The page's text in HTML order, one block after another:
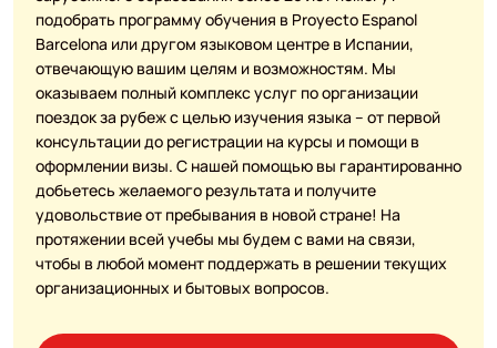
подобрать программу обучения в Proyecto Espanol
Barcelona или другом языковом центре в Испании,
отвечающую вашим целям и возможностям. Мы
оказываем полный комплекс услуг по организации
поездок за рубеж с целью изучения языка – от первой
консультации до регистрации на курсы и помощи в
оформлении визы. С нашей помощью вы гарантированно
добьетесь желаемого результата и получите
удовольствие от пребывания в новой стране! На
протяжении всей учебы мы будем с вами на связи,
чтобы в любой момент поддержать в решении текущих
организационных и бытовых вопросов.